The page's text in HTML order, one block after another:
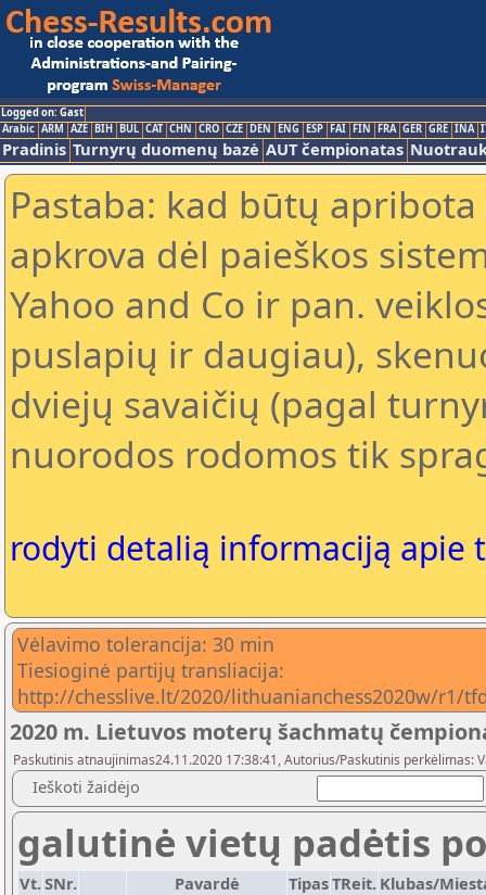
Logged on: Gast
Arabic ARM AZE BIH BUL CAT CHN CRO CZE DEN ENG ESP FAI FIN FRA GER GRE INA
Pradinis Turnyrų duomenų bazė AUT čempionatas
Pastaba: kad būtų
apkrova dėl paieškos
Yahoo and Co ir pan.
puslapių ir daugiau),
dviejų savaičių (pagal
nuorodos rodomos tik
rodyti detalią informaciją apie
Vėlavimo tolerancija: 30 min
Tiesioginė partijų transliacija:
http://chesslive.lt/2020/lithuanianchess2020w/r1/
2020 m. Lietuvos moterų šachmatų
Paskutinis atnaujinimas24.11.2020 17:38:41, Autorius/Paskutinis perkėlimas:
Ieškoti žaidėjo
galutinė vietų padėtis
Vt.SNr. Pavardė TipasTReit. Klubas/